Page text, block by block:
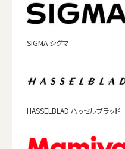
SIGMA シグマ
HASSELBLAD ハッセルブラッド